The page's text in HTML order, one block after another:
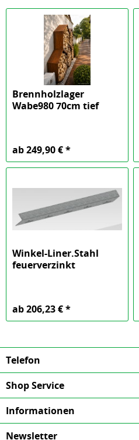
Brennholzlager
Wabe980 70cm tief
ab 249,90 € *
Winkel-Liner.Stahl
feuerverzinkt
ab 206,23 € *
Telefon
Shop Service
Informationen
Newsletter